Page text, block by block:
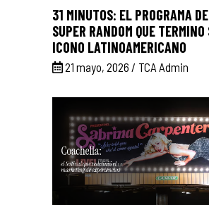
31 MINUTOS: EL PROGRAMA
SUPER RANDOM QUE
ICONO LATINOAMERICANO
21 mayo, 2026 TCA Admin